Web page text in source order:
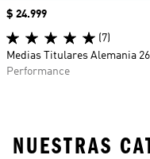
Precio
$ 24.999
(7)
Medias Titulares Alemania 26
Performance
NUESTRAS